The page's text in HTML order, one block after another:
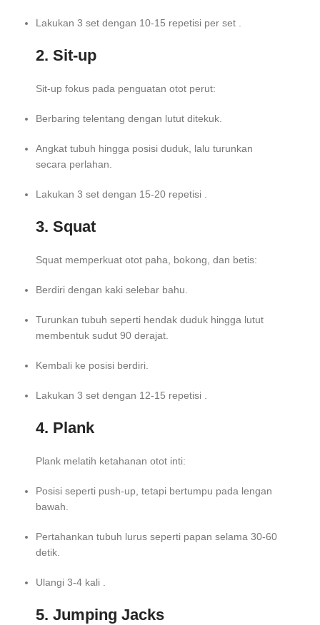
Lakukan 3 set dengan 10-15 repetisi per set .
2. Sit-up
Sit-up fokus pada penguatan otot perut:
Berbaring telentang dengan lutut ditekuk.
Angkat tubuh hingga posisi duduk, lalu turunkan
secara perlahan.
Lakukan 3 set dengan 15-20 repetisi .
3. Squat
Squat memperkuat otot paha, bokong, dan betis:
Berdiri dengan kaki selebar bahu.
Turunkan tubuh seperti hendak duduk hingga lutut
membentuk sudut 90 derajat.
Kembali ke posisi berdiri.
Lakukan 3 set dengan 12-15 repetisi .
4. Plank
Plank melatih ketahanan otot inti:
Posisi seperti push-up, tetapi bertumpu pada lengan
bawah.
Pertahankan tubuh lurus seperti papan selama 30-60
detik.
Ulangi 3-4 kali .
5. Jumping Jacks